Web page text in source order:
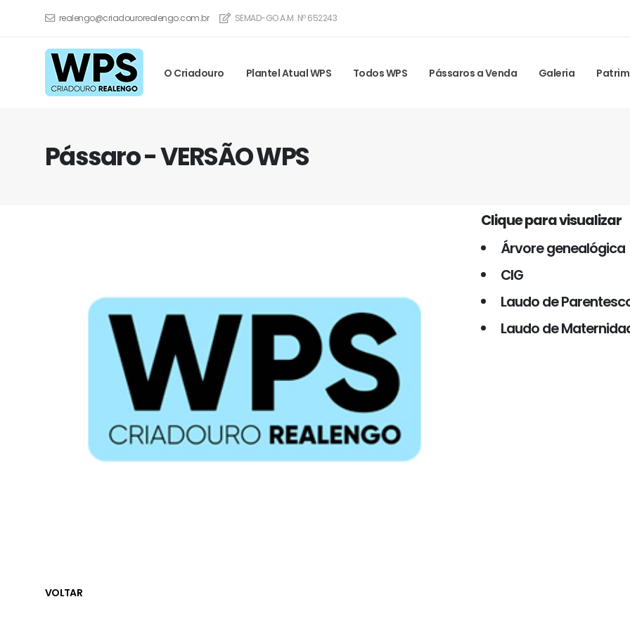
realengo@criadourorealengo.com.br SEMAD-GO A.M. Nº 652243
O Criadouro Plantel Atual WPS Todos WPS Pássaros a Venda Galeria
Pássaro - VERSÃO WPS
Clique para visualizar
Árvore genealógica
CIG
Laudo de
Laudo de
VOLTAR